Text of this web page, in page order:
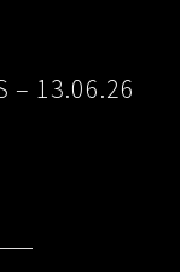
– 13.06.26